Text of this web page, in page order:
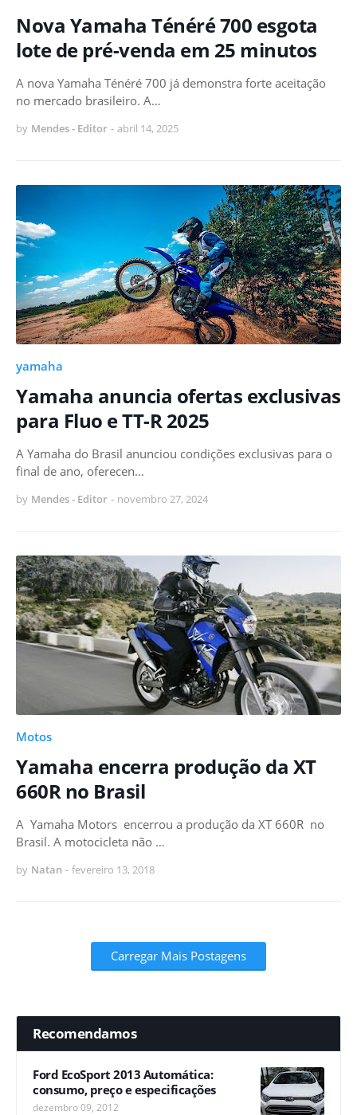
Nova Yamaha Ténéré 700 esgota
lote de pré-venda em 25 minutos
A nova Yamaha Ténéré 700 já demonstra forte aceitação
no mercado brasileiro. A…
by Mendes - Editor - abril 14, 2025
yamaha
Yamaha anuncia ofertas exclusivas
para Fluo e TT-R 2025
A Yamaha do Brasil anunciou condições exclusivas para o
final de ano, oferecen…
by Mendes - Editor - novembro 27, 2024
Motos
Yamaha encerra produção da XT
660R no Brasil
A Yamaha Motors encerrou a produção da XT 660R no
Brasil. A motocicleta não …
by Natan - fevereiro 13, 2018
Carregar Mais Postagens
Recomendamos
Ford EcoSport 2013 Automática:
consumo, preço e especificações
dezembro 09, 2012